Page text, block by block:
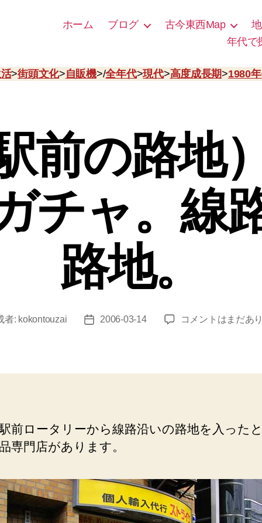
ホーム ブログ 古今東西Map
年代で
>街頭文化>自販機>/全年代>現代>高度成長期>1980
前の路地
チャ。線
路地。
者: kokontouzai
投
2006-03-14
鶯
の
着
ャ
ガ
チ
コメントはまだあ
前ロータリーから線路沿いの路地を入った
専門店があります。